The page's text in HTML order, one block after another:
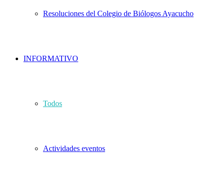
Resoluciones del Colegio de Biólogos Ayacucho
INFORMATIVO
Todos
Actividades eventos